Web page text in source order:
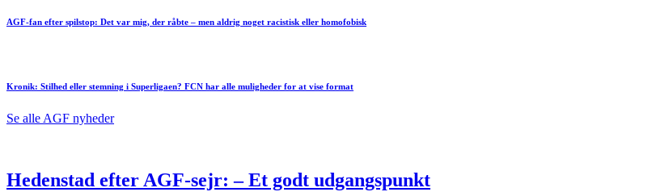
AGF-fan efter spilstop: Det var mig, der råbte – men aldrig noget racistisk eller homofobisk
Kronik: Stilhed eller stemning i Superligaen? FCN har alle muligheder for at vise format
Se alle AGF nyheder
Hedenstad efter AGF-sejr: – Et godt udgangspunkt